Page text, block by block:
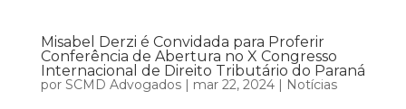
Misabel Derzi é Convidada para Proferir
Conferência de Abertura no X Congresso
Internacional de Direito Tributário do Paraná
por SCMD Advogados| mar 22, 2024| Notícias